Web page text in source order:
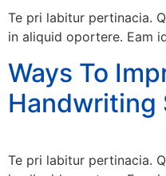
Te pri labitur pertinacia.
in aliquid oportere. Eam
Ways To
Handwriting
Te pri labitur pertinacia.